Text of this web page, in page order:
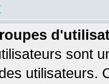
sont
utilisateurs.